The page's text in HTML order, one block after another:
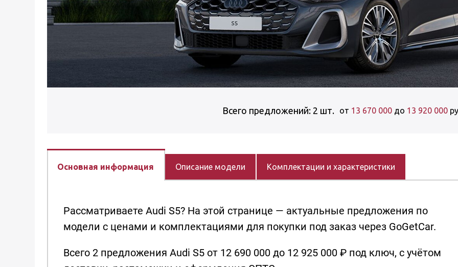
Всего предложений: 2 шт. от 13 670 000 до 13 920 000
Основная информация Описание модели Комплектации и характеристики
Рассматриваете Audi S5? На этой странице — актуальные предложения по
модели с ценами и комплектациями для покупки под заказ через GoGetCar.
Всего 2 предложения Audi S5 от 12 690 000 до 12 925 000 ₽ под ключ, с учётом